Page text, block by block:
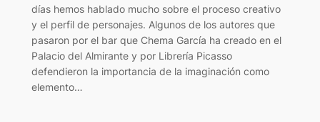
días hemos hablado mucho sobre el proceso creativo
y el perfil de personajes. Algunos de los autores que
pasaron por el bar que Chema García ha creado en el
Palacio del Almirante y por Librería Picasso
defendieron la importancia de la imaginación como
elemento…